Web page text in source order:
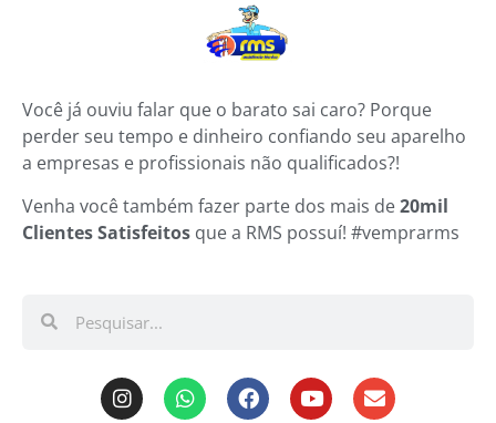
Você já ouviu falar que o barato sai caro? Porque
perder seu tempo e dinheiro confiando seu aparelho
a empresas e profissionais não qualificados?!
Venha você também fazer parte dos mais de20mil
Clientes Satisfeitos que a RMS possuí! #vemprarms